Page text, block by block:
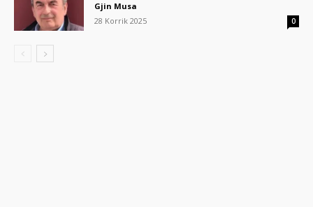
Gjin Musa
28 Korrik 2025
0